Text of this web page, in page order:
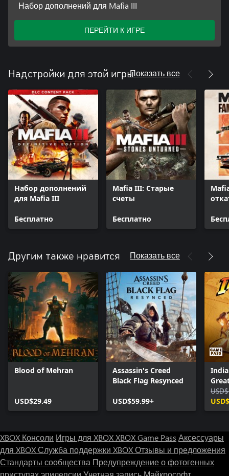
Набор дополнений для Mafia III
ПЕРЕЙТИ К ИГРЕ
Надстройки для этой игрыПоказать все
Набор дополнений
для Mafia III
Бесплатно
Mafia III: Старые
счеты
Бесплатно
Другим также нравится Показать все
Blood of Mehran
USD$29.49
Assassin's Creed
Black Flag Resynced
USD$59.99+
XBOX Консоли Игры для XBOXXBOX Game Pass Аксессуары
для XBOXСлужба поддержки XBOXОтзывы и предложения
Стандарты сообщества Предупреждение о фотогенных